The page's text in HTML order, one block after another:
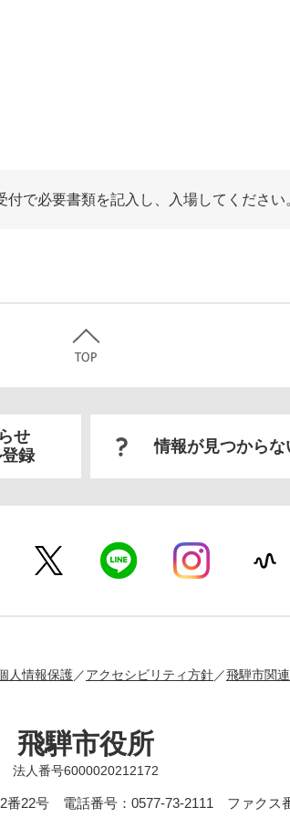
で必要書類を記入し、入場してください
せ
録
情報が見つからな
人情報保護 アクセシビリティ方針 飛騨市関
飛騨市役所
法人番号6000020212172
番22号
電話番号：0577-73-2111 ファクス